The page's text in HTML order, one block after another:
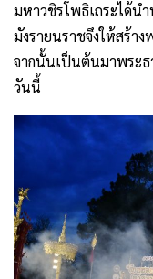
มหาวชิรโพธิเถระได้น
มังรายนราชจึงให้สร้าง
จากนั้นเป็นต้นมาพระธ
วันนี้